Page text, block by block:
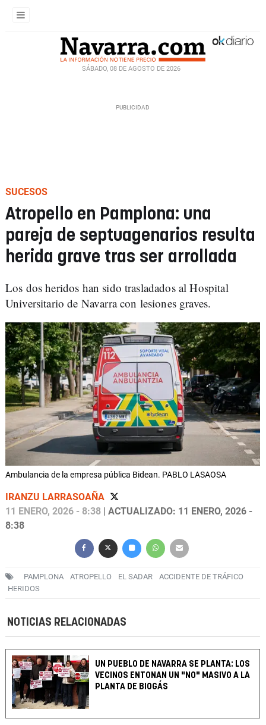
SÁBADO, 08 DE AGOSTO DE 2026
SUCESOS
Atropello en Pamplona: una
pareja de septuagenarios resulta
herida grave tras ser arrollada
Los dos heridos han sido trasladados al Hospital
Universitario de Navarra con lesiones graves.
Ambulancia de la empresa pública Bidean. PABLO LASAOSA
IRANZU LARRASOAÑA
11 ENERO, 2026 - 8:38 | ACTUALIZADO: 11 ENERO, 2026 -
8:38
PAMPLONA ATROPELLO EL SADAR
ACCIDENTE DE TRÁFICO
HERIDOS
NOTICIAS RELACIONADAS
UN PUEBLO DE NAVARRA SE PLANTA: LOS
VECINOS ENTONAN UN "NO" MASIVO A LA
PLANTA DE BIOGÁS